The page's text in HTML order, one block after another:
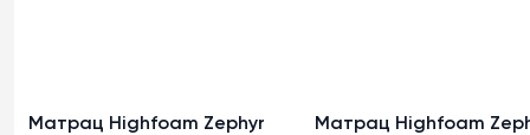
Матрац Highfoam Zephyr
Матрац Highfoam